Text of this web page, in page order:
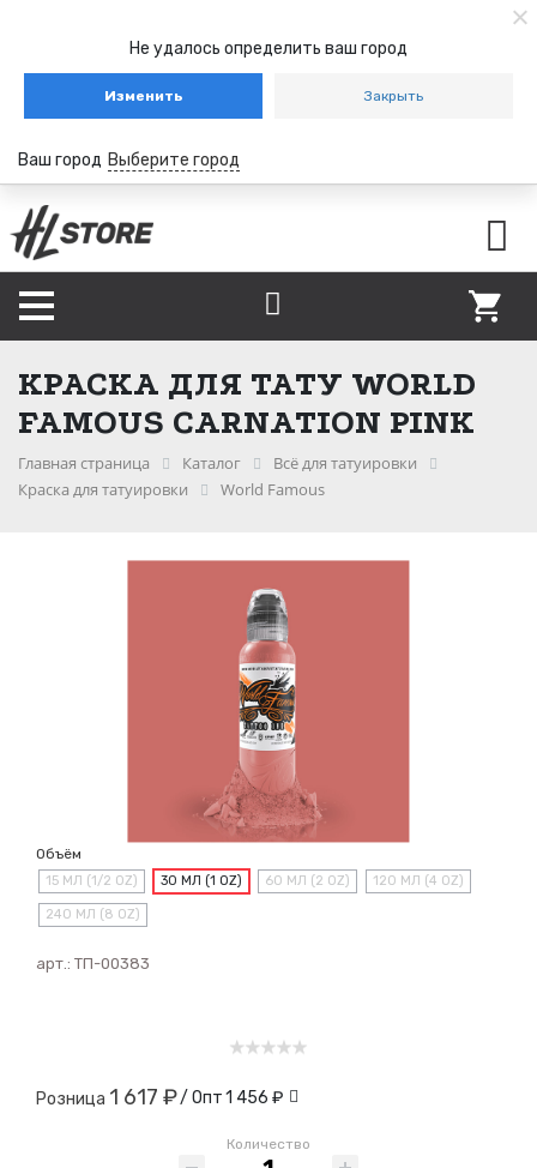
Не удалось определить ваш город
Изменить Закрыть
Ваш город Выберите город
КРАСКА ДЛЯ ТАТУ WORLD
FAMOUS CARNATION PINK
Главная страница Каталог
Всё для татуировки
Краска для татуировки
World Famous
Объём
15 МЛ (1/2 OZ) 30 МЛ (1 OZ) 60 МЛ (2 OZ) 120 МЛ (4 OZ)
240 МЛ (8 OZ)
арт.: ТП-00383
Розница 1 617 ₽/ Опт1 456 ₽
Количество